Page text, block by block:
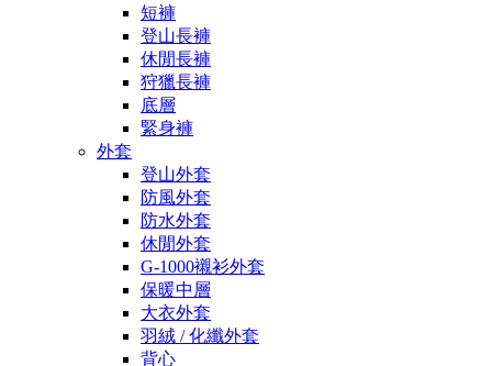
短褲
登山長褲
休閒長褲
狩獵長褲
底層
緊身褲
外套
登山外套
防風外套
防水外套
休閒外套
G-1000襯衫外套
保暖中層
大衣外套
羽絨 / 化纖外套
背心